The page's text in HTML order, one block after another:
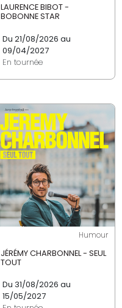
LAURENCE BIBOT -
BOBONNE STAR
Du 21/08/2026 au
09/04/2027
En tournée
Humour
JÉRÉMY CHARBONNEL - SEUL
TOUT
Du 31/08/2026 au
15/05/2027